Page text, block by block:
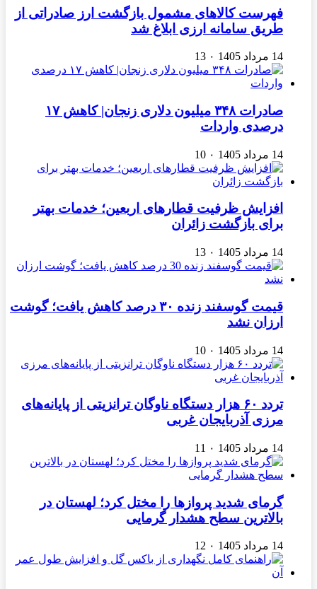
فهرست کالاهای مشمول بازگشت ارز صادراتی از
طریق سامانه ارزی ابلاغ شد
14 مرداد 1405 ۰ 13
صادرات ۳۴۸ میلیون دلاری زنجان| ‌کاهش ۱۷
درصدی واردات
14 مرداد 1405 ۰ 10
افزایش ظرفیت قطارهای اربعین؛ خدمات بهتر
برای بازگشت زائران
14 مرداد 1405 ۰ 13
قیمت گوسفند زنده ۳۰ درصد کاهش یافت؛ گوشت
ارزان نشد
14 مرداد 1405 ۰ 10
تردد ۶۰ هزار دستگاه ناوگان ترانزیتی از پایانه‌های
مرزی آذربایجان ‌غربی
14 مرداد 1405 ۰ 11
گرمای شدید پروازها را مختل کرد؛ لهستان در
بالاترین سطح هشدار گرمایی
14 مرداد 1405 ۰ 12